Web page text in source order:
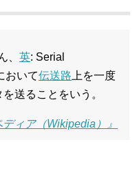
、 英: Serial
おいて伝送路 上を一度
送ることをいう。
ィア（Wikipedia）』